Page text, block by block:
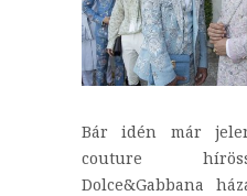
Bár idén már
couture
Dolce&Gabbana